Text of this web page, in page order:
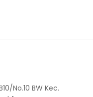
No.10 BW Kec.